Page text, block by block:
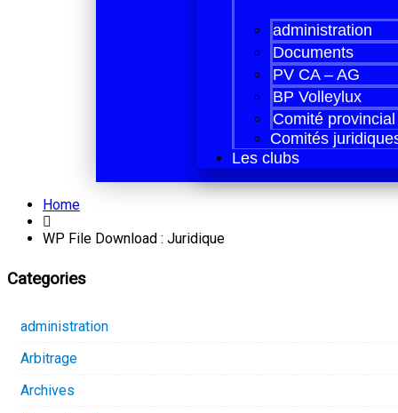
administration
Documents
PV CA – AG
BP Volleylux
Comité provincial
Comités
Les clubs
Home
WP File Download : Juridique
Categories
administration
Arbitrage
Archives